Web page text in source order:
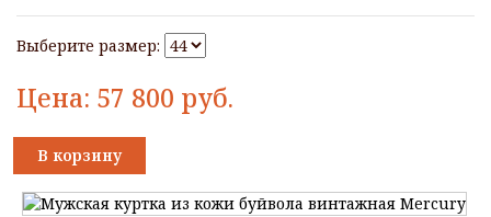
Выберите размер:
Цена: 57 800 руб.
В корзину